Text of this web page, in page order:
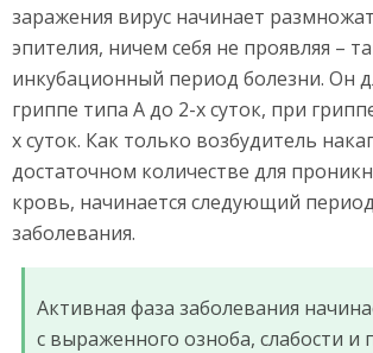
заражения вирус начинает
эпителия, ничем себя не проявляя –
инкубационный период болезни. Он
гриппе типа А до 2-х суток, при
х суток. Как только возбудитель
достаточном количестве для
кровь, начинается следующий
заболевания.
Активная фаза заболевания
с выраженного озноба, слабости